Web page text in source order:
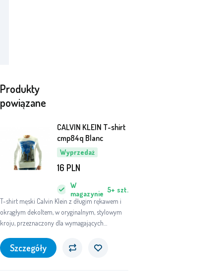
Produkty
powiązane
Wyprzedaż
CALVIN KLEIN T-shirt
cmp84q Blanc
T-shirt męski Calvin Klein z długim rękawem i
okrągłym dekoltem, w oryginalnym, stylowym
kroju, przeznaczony dla wymagających
W
magazynie 5+ szt.
16 PLN
Szczegóły